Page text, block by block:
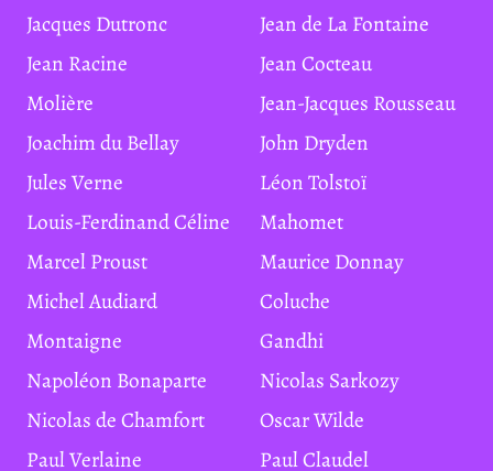
Jacques Dutronc
Jean de La Fontaine
Jean Racine
Jean Cocteau
Molière
Jean-Jacques Rousseau
Joachim du Bellay
John Dryden
Jules Verne
Léon Tolstoï
Louis-Ferdinand Céline
Mahomet
Marcel Proust
Maurice Donnay
Michel Audiard
Coluche
Montaigne
Gandhi
Napoléon Bonaparte
Nicolas Sarkozy
Nicolas de Chamfort
Oscar Wilde
Paul Verlaine
Paul Claudel